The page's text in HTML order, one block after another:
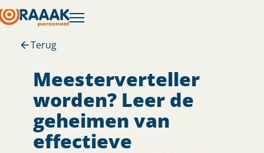
Terug
Meesterverteller
worden? Leer de
geheimen van
effectieve